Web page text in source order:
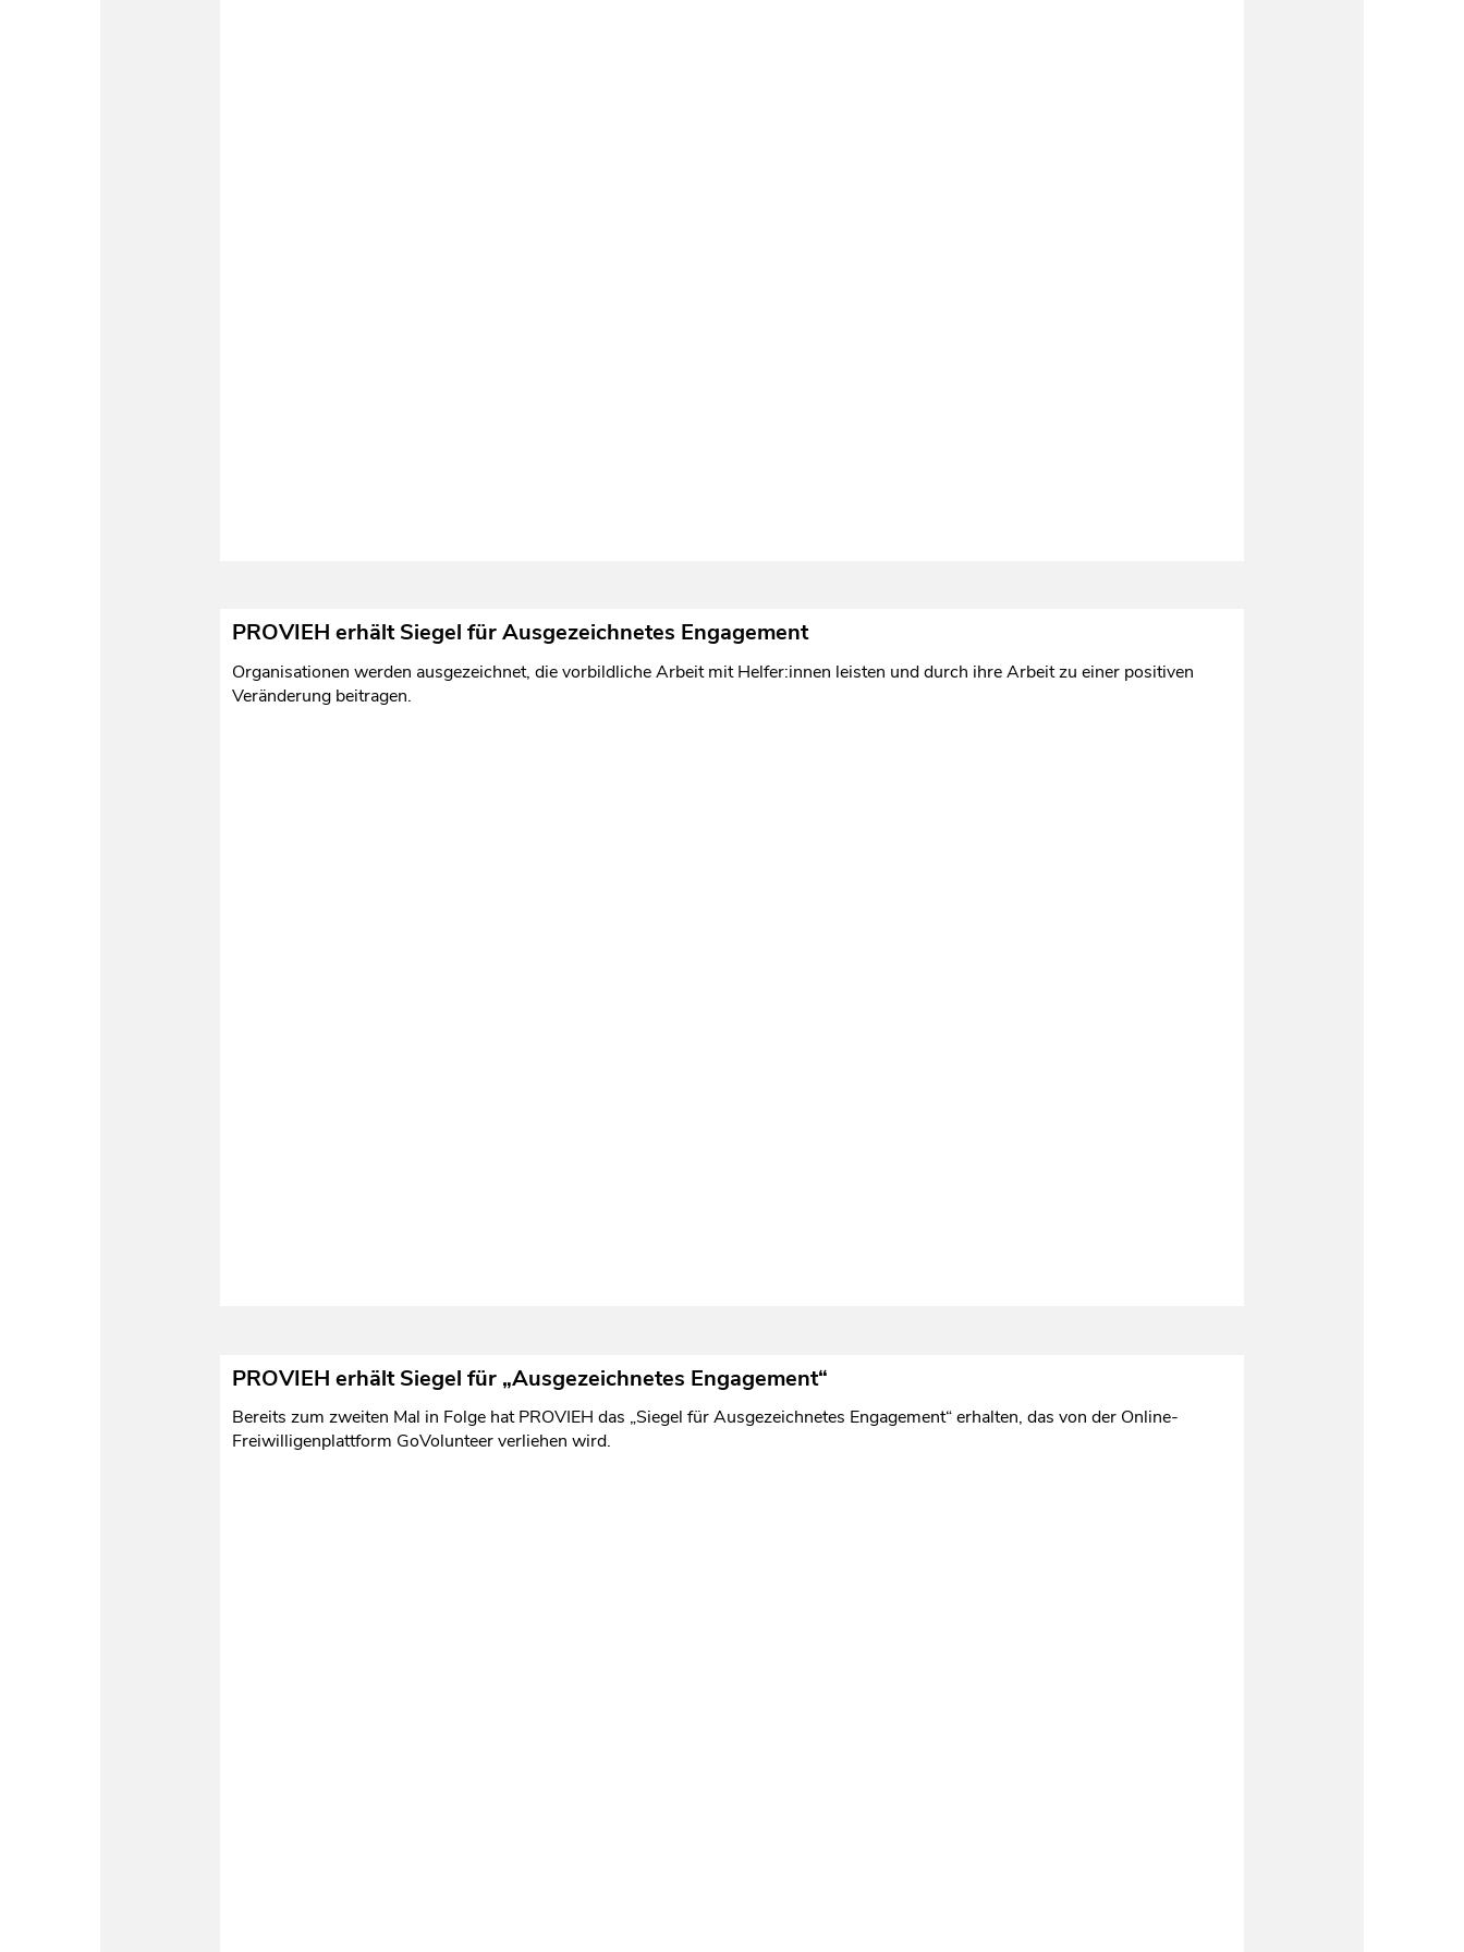
PROVIEH erhält Siegel für Ausgezeichnetes Engagement
Organisationen werden ausgezeichnet, die vorbildliche Arbeit mit Helfer:innen leisten und durch ihre Arbeit zu einer positiven
Veränderung beitragen.
PROVIEH erhält Siegel für „Ausgezeichnetes Engagement“
Bereits zum zweiten Mal in Folge hat PROVIEH das „Siegel für Ausgezeichnetes Engagement“ erhalten, das von der Online-
Freiwilligenplattform GoVolunteer verliehen wird.